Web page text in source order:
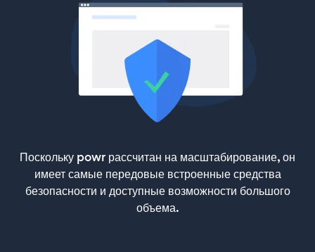
Поскольку powr рассчитан на масштабирование, он
имеет самые передовые встроенные средства
безопасности и доступные возможности большого
объема.